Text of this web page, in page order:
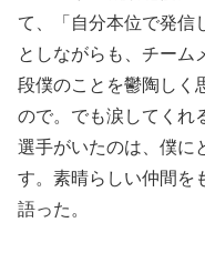
て、「自分本位で発信
としながらも、チーム
段僕のことを鬱陶しく
ので。でも涙してくれ
選手がいたのは、僕に
す。素晴らしい仲間を
語った。